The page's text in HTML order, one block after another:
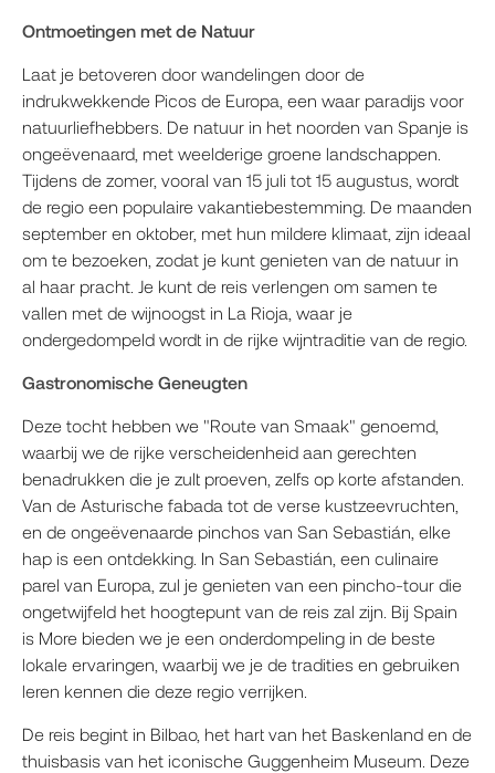
Ontmoetingen met de Natuur
Laat je betoveren door wandelingen door de
indrukwekkende Picos de Europa, een waar paradijs voor
natuurliefhebbers. De natuur in het noorden van Spanje is
ongeëvenaard, met weelderige groene landschappen.
Tijdens de zomer, vooral van 15 juli tot 15 augustus, wordt
de regio een populaire vakantiebestemming. De maanden
september en oktober, met hun mildere klimaat, zijn ideaal
om te bezoeken, zodat je kunt genieten van de natuur in
al haar pracht. Je kunt de reis verlengen om samen te
vallen met de wijnoogst in La Rioja, waar je
ondergedompeld wordt in de rijke wijntraditie van de regio.
Gastronomische Geneugten
Deze tocht hebben we "Route van Smaak" genoemd,
waarbij we de rijke verscheidenheid aan gerechten
benadrukken die je zult proeven, zelfs op korte afstanden.
Van de Asturische fabada tot de verse kustzeevruchten,
en de ongeëvenaarde pinchos van San Sebastián, elke
hap is een ontdekking. In San Sebastián, een culinaire
parel van Europa, zul je genieten van een pincho-tour die
ongetwijfeld het hoogtepunt van de reis zal zijn. Bij Spain
is More bieden we je een onderdompeling in de beste
lokale ervaringen, waarbij we je de tradities en gebruiken
leren kennen die deze regio verrijken.
De reis begint in Bilbao, het hart van het Baskenland en de
thuisbasis van het iconische Guggenheim Museum. Deze